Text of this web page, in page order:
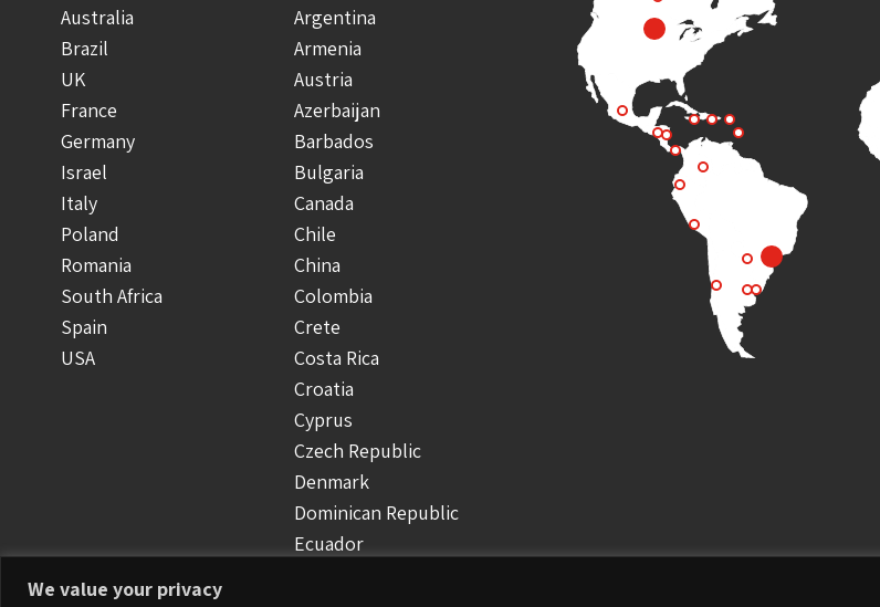
We value your privacy
Australia
Brazil
UK
France
Germany
Israel
Italy
Poland
Romania
South Africa
Spain
USA
Argentina
Armenia
Austria
Azerbaijan
Barbados
Bulgaria
Canada
Chile
China
Colombia
Crete
Costa Rica
Croatia
Cyprus
Czech Republic
Denmark
Dominican Republic
Ecuador